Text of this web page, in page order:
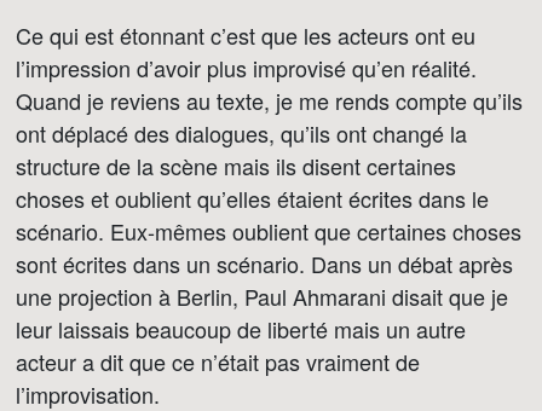
Ce qui est étonnant c’est que les acteurs ont eu
l’impression d’avoir plus improvisé qu’en réalité.
Quand je reviens au texte, je me rends compte qu’ils
ont déplacé des dialogues, qu’ils ont changé la
structure de la scène mais ils disent certaines
choses et oublient qu’elles étaient écrites dans le
scénario. Eux-mêmes oublient que certaines choses
sont écrites dans un scénario. Dans un débat après
une projection à Berlin, Paul Ahmarani disait que je
leur laissais beaucoup de liberté mais un autre
acteur a dit que ce n’était pas vraiment de
l’improvisation.